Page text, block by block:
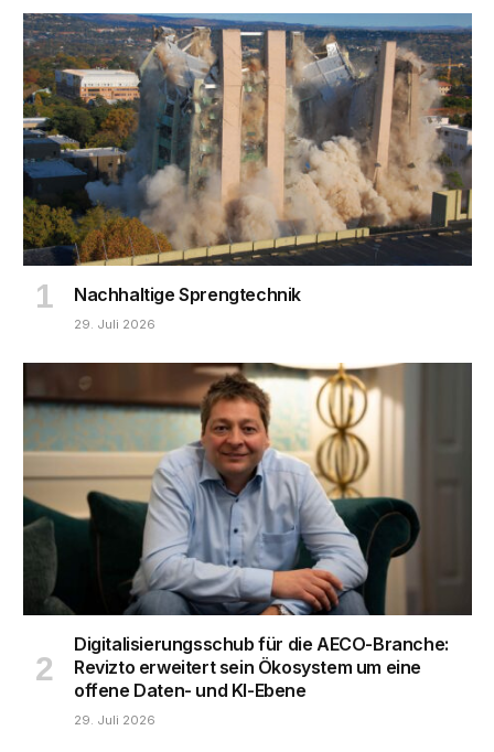
Nachhaltige Sprengtechnik
29. Juli 2026
Digitalisierungsschub für die AECO-Branche:
Revizto erweitert sein Ökosystem um eine
offene Daten- und KI-Ebene
29. Juli 2026